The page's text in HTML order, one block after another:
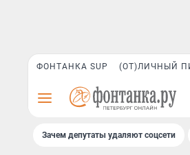
ФОНТАНКА SUP (ОТ)ЛИЧНЫЙ
Зачем депутаты удаляют соцсети